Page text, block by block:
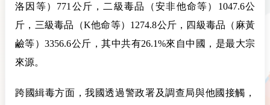
洛因等）771公斤，二級毒品（安非他命等）1047.6公
斤，三級毒品（K他命等）1274.8公斤，四級毒品（麻黃
鹼等）3356.6公斤，其中共有26.1%來自中國，是最大宗
來源。
跨國緝毒方面，我國透過警政署及調查局與他國接觸，